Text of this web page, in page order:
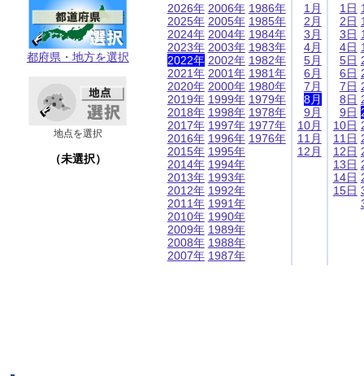
都府県・地方を選択
地点を選択
（未選択）
2026年
2025年
2024年
2023年
2022年
2021年
2020年
2019年
2018年
2017年
2016年
2015年
2014年
2013年
2012年
2011年
2010年
2009年
2008年
2007年
2006年
2005年
2004年
2003年
2002年
2001年
2000年
1999年
1998年
1997年
1996年
1995年
1994年
1993年
1992年
1991年
1990年
1989年
1988年
1987年
1986年
1985年
1984年
1983年
1982年
1981年
1980年
1979年
1978年
1977年
1976年
1月
2月
3月
4月
5月
6月
7月
8月
9月
10月
11月
12月
1日
2日
3日
4日
5日
6日
7日
8日
9日
10日
11日
12日
13日
14日
15日